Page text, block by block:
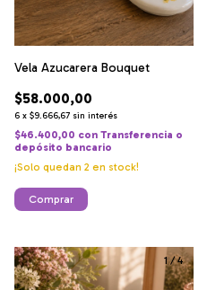
Vela Azucarera Bouquet
$58.000,00
6 x $9.666,67 sin interés
$46.400,00 con Transferencia o
depósito bancario
¡Solo quedan 2 en stock!
Comprar
1/4